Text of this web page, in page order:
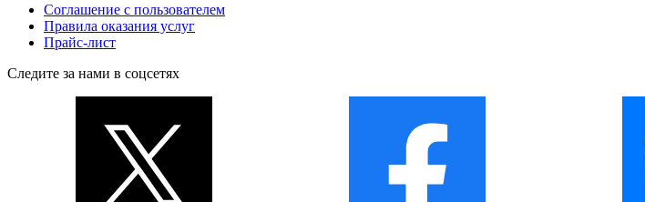
Соглашение с пользователем
Правила оказания услуг
Прайс-лист
Следите за нами в соцсетях